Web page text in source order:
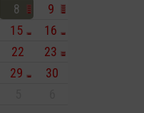
8
9
15
16
22
23
29
30